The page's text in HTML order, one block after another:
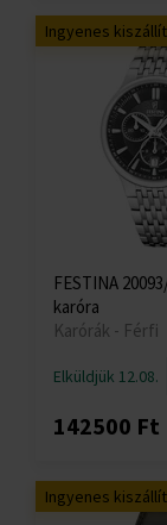
Ingyenes
FESTINA
karóra
Karórák - Férfi
Elküldjük 12.08.
142500 Ft
Ingyenes